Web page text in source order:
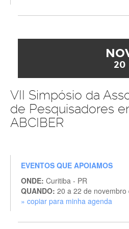
20
VII Simpósio da
de Pesquisadores
ABCIBER
EVENTOS QUE APOIAMOS
ONDE: Curitiba - PR
QUANDO: 20 a 22 de novembro
» copiar para minha agenda